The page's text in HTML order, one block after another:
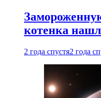
котенка
2 года спустя2 года